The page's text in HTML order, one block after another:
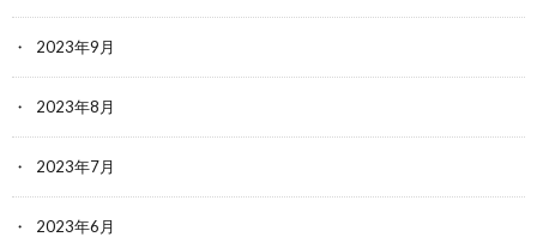
2023年9月
2023年8月
2023年7月
2023年6月